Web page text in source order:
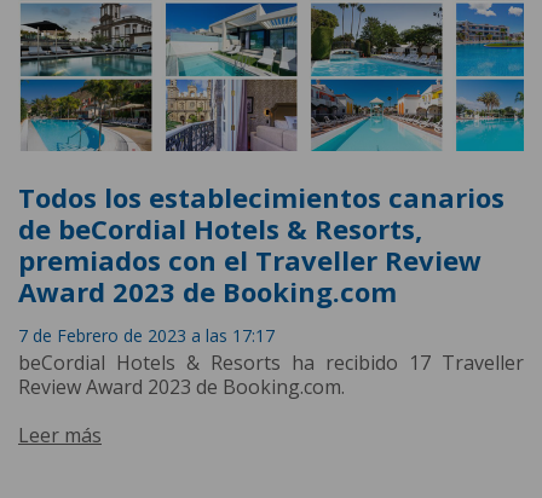
Todos los establecimientos canarios
de beCordial Hotels & Resorts,
premiados con el Traveller Review
Award 2023 de Booking.com
7 de Febrero de 2023 a las 17:17
beCordial Hotels & Resorts ha recibido 17 Traveller
Review Award 2023 de Booking.com.
Leer más